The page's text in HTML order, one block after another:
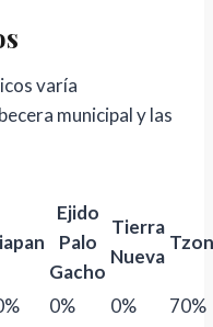
varía
municipal y las
Ejido
Palo
Gacho
Tierra
Nueva
0% 0%
70%